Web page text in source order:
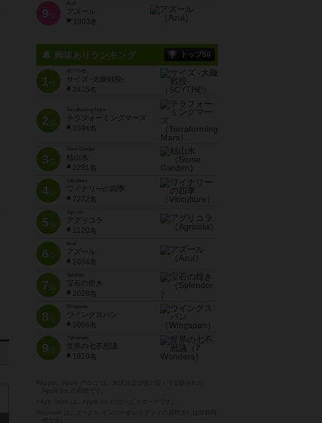
9 位
Azul
アズール
1903名
興味ありランキング トップ50
1位
SCYTHE
サイズ -大鎌戦役-
2415名
2位
Terraforming Mars
テラフォーミングマーズ
2394名
3位
Stone Garden
枯山水
2281名
4位
Viticulture
ワイナリーの四季
2272名
5位
Agricola
アグリコラ
2120名
6位
Azul
アズール
2034名
7位
宝石の煌き
2028名
8位
Wingspan
ウイングスパン
2006名
9位
7 Wonders
世界の七不思議
1919名